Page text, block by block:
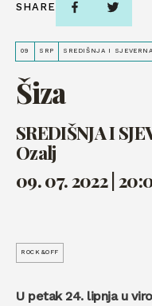
09 SRP SREDIŠNJA I
Šiza
SREDIŠNJA I
Ozalj
09. 07. 2022 |
SHARE
ROCK&OFF
U petak 24. lipnja u